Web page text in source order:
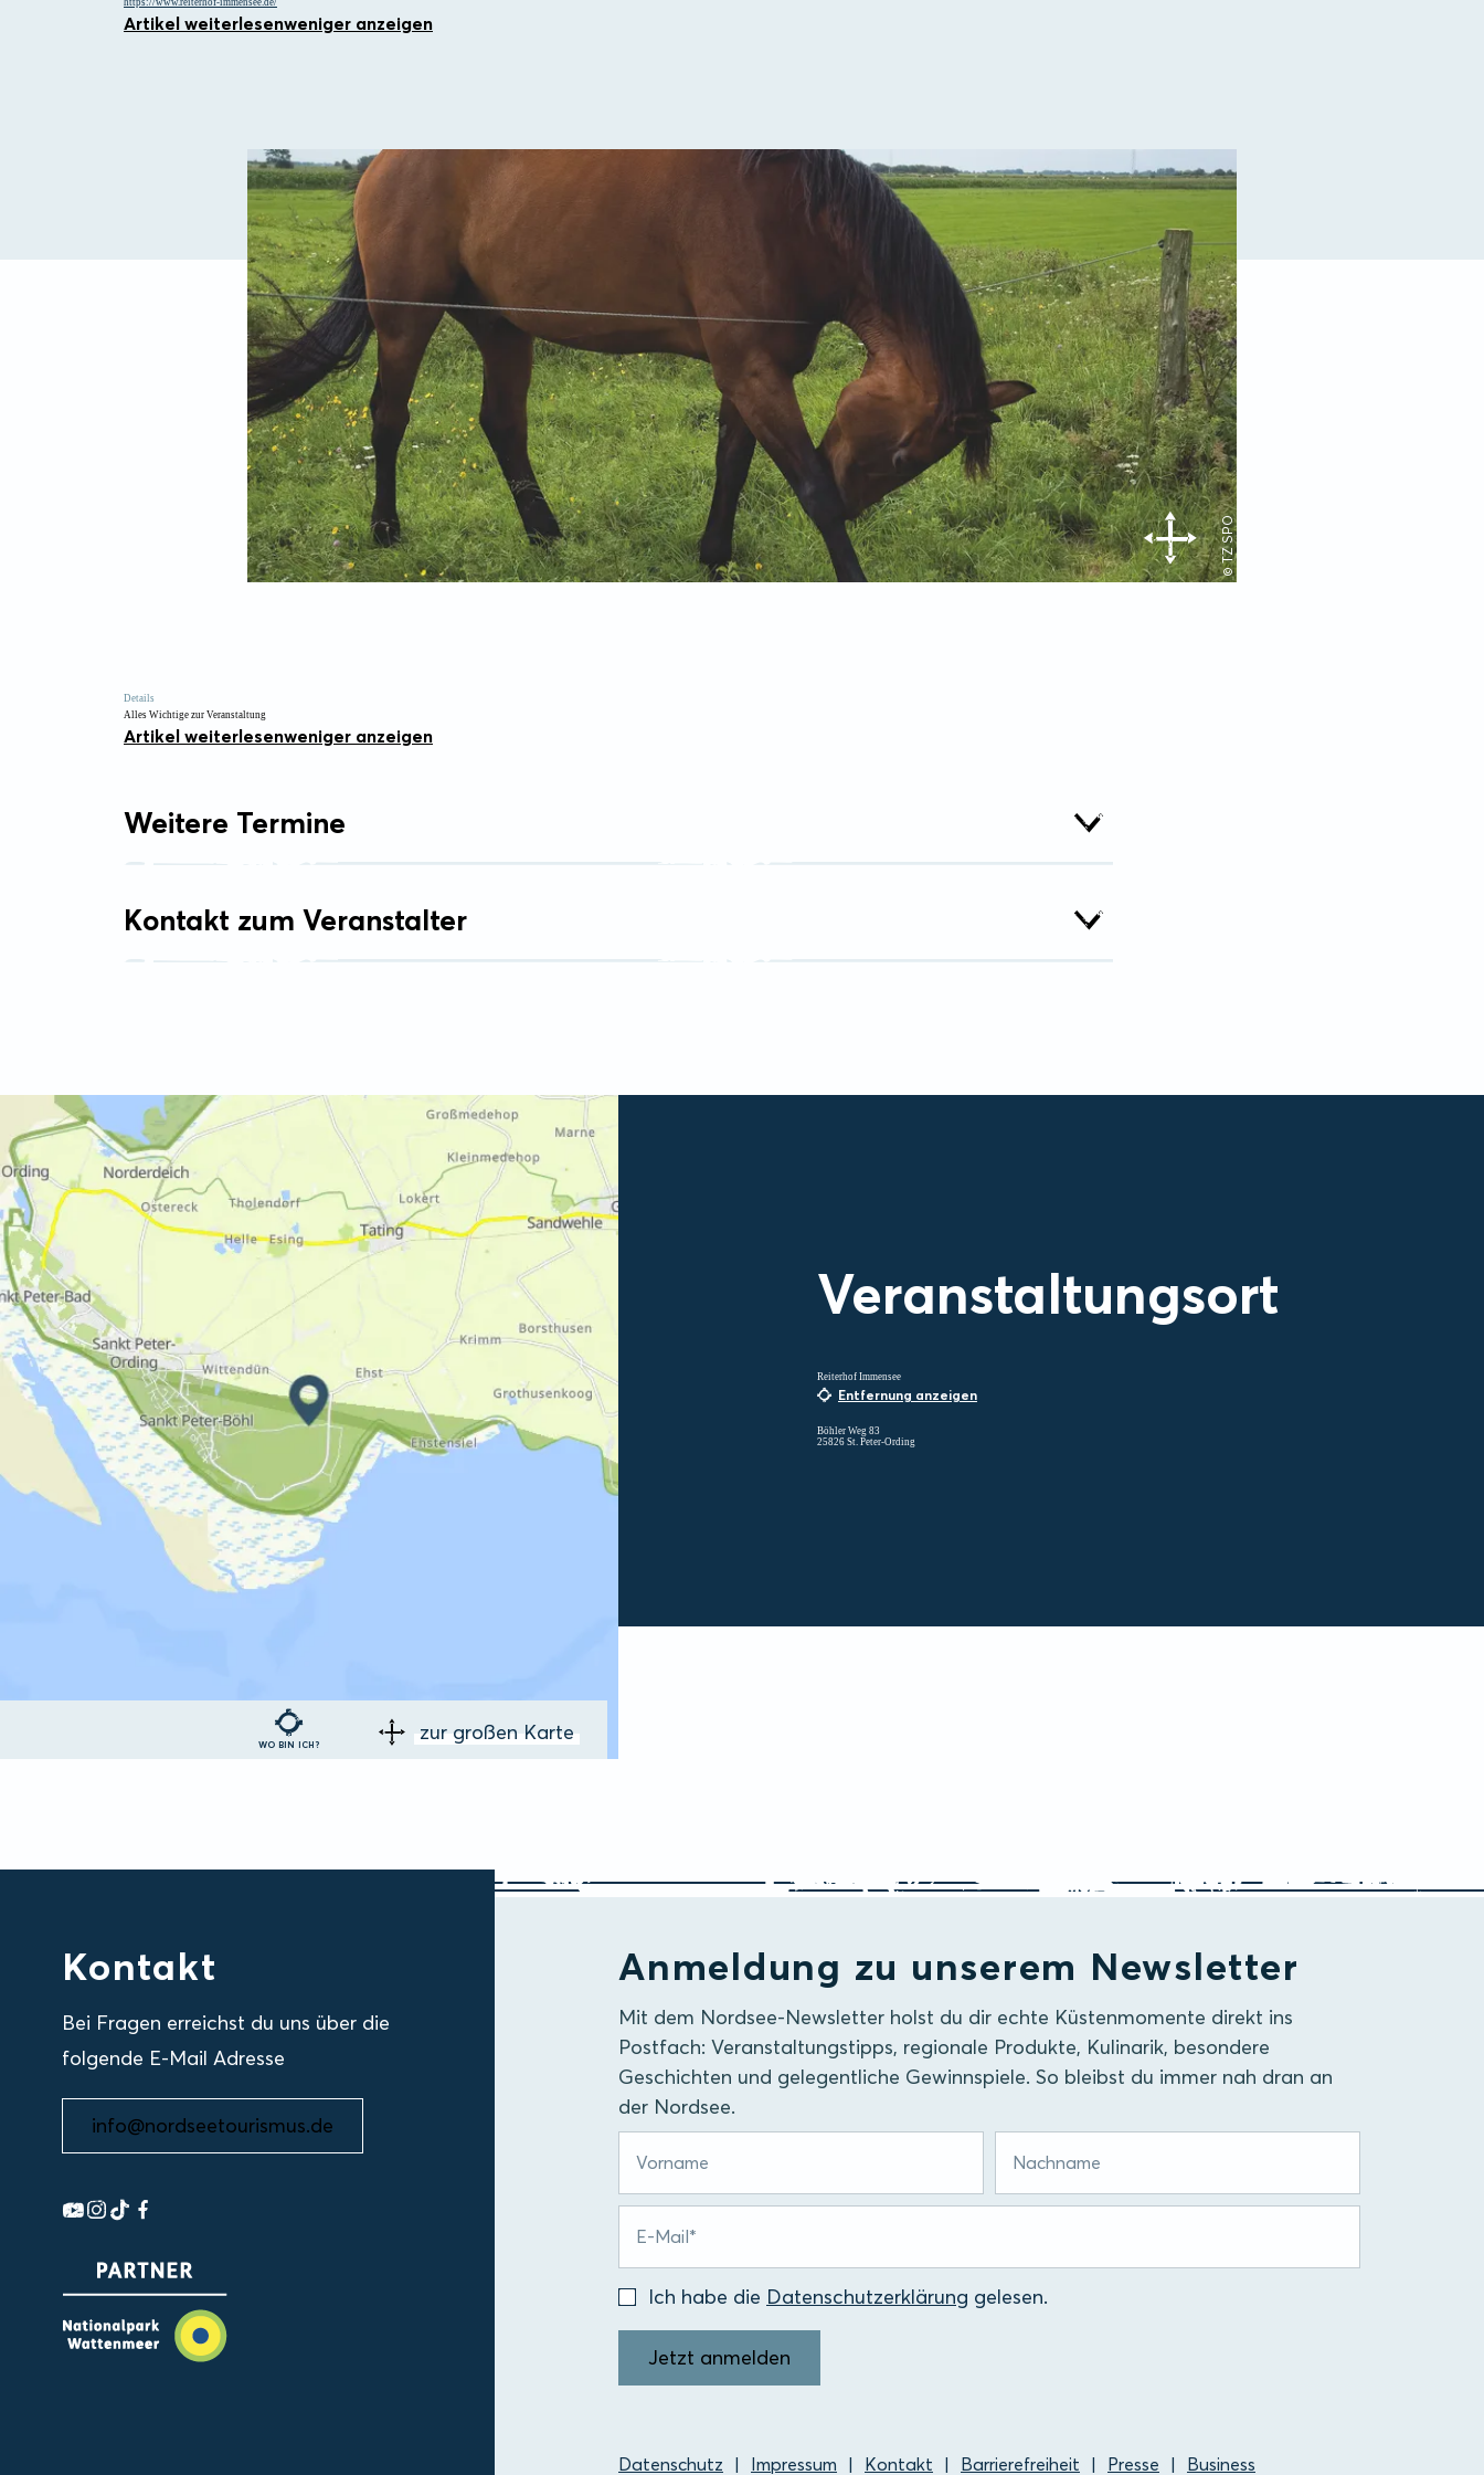
https://www.reiterhof-immensee.de/
Artikel weiterlesenweniger anzeigen
© TZ SPO
Details
Alles Wichtige zur Veranstaltung
Artikel weiterlesenweniger anzeigen
Weitere Termine
Kontakt zum Veranstalter
Veranstaltungsort
WO BIN ICH? zur großen Karte
Reiterhof Immensee
Entfernung anzeigen
Böhler Weg 83
25826 St. Peter-Ording
Anmeldung zu unserem Newsletter
Mit dem Nordsee-Newsletter holst du dir echte Küstenmomente direkt ins
Postfach: Veranstaltungstipps, regionale Produkte, Kulinarik, besondere
Geschichten und gelegentliche Gewinnspiele. So bleibst du immer nah dran an
der Nordsee.
Ich habe die Datenschutzerklärung gelesen.
Jetzt anmelden
Datenschutz Impressum Kontakt Barrierefreiheit Presse Business
Kontakt
Bei Fragen erreichst du uns über die
folgende E-Mail Adresse
info@nordseetourismus.de